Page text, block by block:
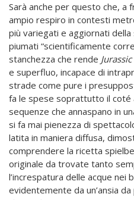
Sarà anche per questo che, a
ampio respiro in contesti
più variegati e aggiornati
piumati “scientificamente
stanchezza che rende
e superfluo, incapace di
strade come pure i
fa le spese soprattutto il
sequenze che annaspano in
si fa mai pienezza di
latita in maniera diffusa,
comprendere la ricetta
originale da trovate tanto
l’increspatura delle acque nei
evidentemente da un’ansia